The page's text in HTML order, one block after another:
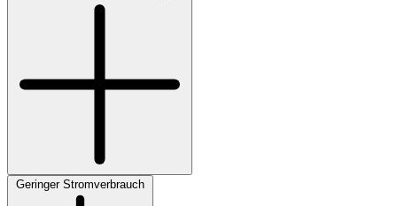
Geringer Stromverbrauch